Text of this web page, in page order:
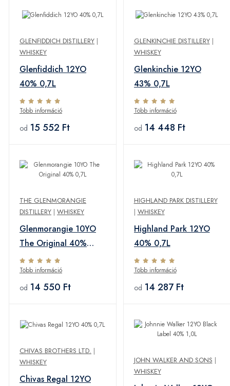
GLENFIDDICH DISTILLERY |
WHISKEY
Glenfiddich 12YO
40% 0,7L
Több információ
od 15 552 Ft
GLENKINCHIE DISTILLERY|
WHISKEY
Glenkinchie 12YO
43% 0,7L
Több információ
od 14 448 Ft
THE GLENMORANGIE
DISTILLERY | WHISKEY
Glenmorangie 10YO
The Original 40%
0,7L
Több információ
od 14 550 Ft
HIGHLAND PARK DISTILLERY
| WHISKEY
Highland Park 12YO
40% 0,7L
Több információ
od 14 287 Ft
CHIVAS BROTHERS LTD. |
WHISKEY
Chivas Regal 12YO
JOHN WALKER AND SONS |
WHISKEY